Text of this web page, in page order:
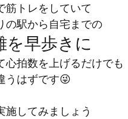
筋トレをしていて
の駅から自宅までの
を早歩きに
心拍数を上げるだけでも
うはずです😜
施してみましょう